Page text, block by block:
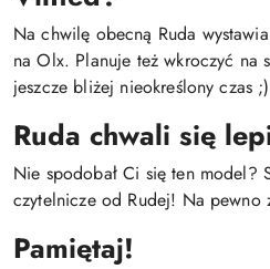
Na chwilę obecną Ruda
na Olx. Planuje też wkroczyć na
jeszcze bliżej nieokreślony czas ;)
Ruda chwali się
Nie spodobał Ci się ten model?
czytelnicze od Rudej! Na pewno
Pamiętaj!